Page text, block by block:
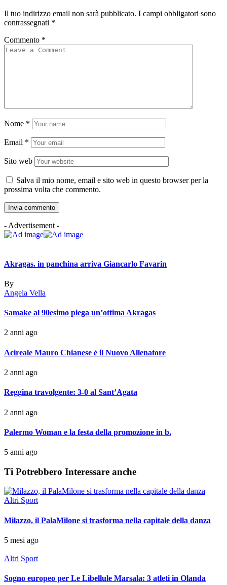
Il tuo indirizzo email non sarà pubblicato. I campi obbligatori sono
contrassegnati *
Commento *
Nome *
Email *
Sito web
Salva il mio nome, email e sito web in questo browser per la
prossima volta che commento.
- Advertisement -
Akragas. in panchina arriva Giancarlo Favarin
By
Angela Vella
Samake al 90esimo piega un’ottima Akragas
2 anni ago
Acireale Mauro Chianese è il Nuovo Allenatore
2 anni ago
Reggina travolgente: 3-0 al Sant’Agata
2 anni ago
Palermo Woman e la festa della promozione in b.
5 anni ago
Ti Potrebbero Interessare anche
Altri Sport
Milazzo, il PalaMilone si trasforma nella capitale della danza
5 mesi ago
Altri Sport
Sogno europeo per Le Libellule Marsala: 3 atleti in Olanda